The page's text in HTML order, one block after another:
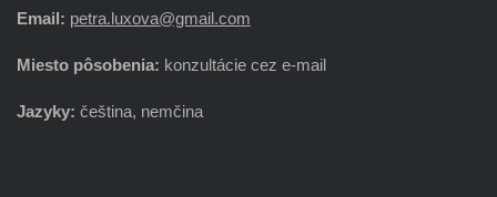
Email: petra.luxova@gmail.com
Miesto pôsobenia: konzultácie cez e-mail
Jazyky: čeština, nemčina